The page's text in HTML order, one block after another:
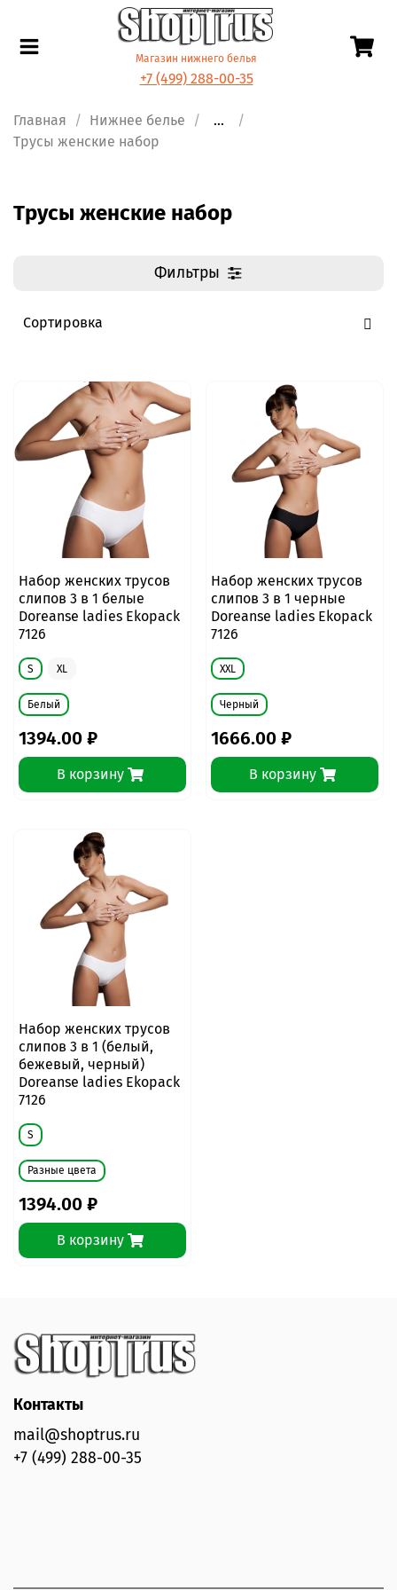
Магазин нижнего белья
+7 (499) 288-00-35
Главная Нижнее белье
...
Трусы женские набор
Трусы женские набор
Фильтры
Набор женских трусов
слипов 3 в 1 белые
Doreanse ladies Ekopack
7126
S XL
Белый
1394.00 ₽
В корзину
Набор женских трусов
слипов 3 в 1 черные
Doreanse ladies Ekopack
7126
XXL
Черный
1666.00 ₽
В корзину
Набор женских трусов
слипов 3 в 1 (белый,
бежевый, черный)
Doreanse ladies Ekopack
7126
S
Разные цвета
1394.00 ₽
В корзину
Контакты
mail@shoptrus.ru
+7 (499) 288-00-35